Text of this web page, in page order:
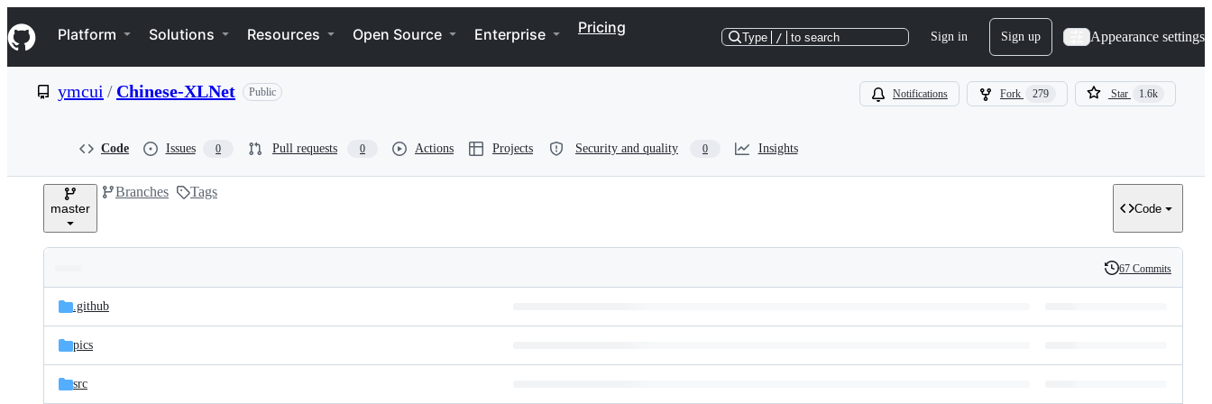
k
i
p
e
Navigation Menu
Platform Solutions Resources Open Source Enterprise Pricing
Type / to search Sign in Sign up Appearance settings
ymcui / Chinese-XLNet Public Notifications Fork 279 Star 1.6k
Code Issues 0 Pull requests 0 Actions Projects Security and quality 0 Insights
master
Branches Tags
Code
and
files
Latest
commit
History
67 Commits
.github
pics
src